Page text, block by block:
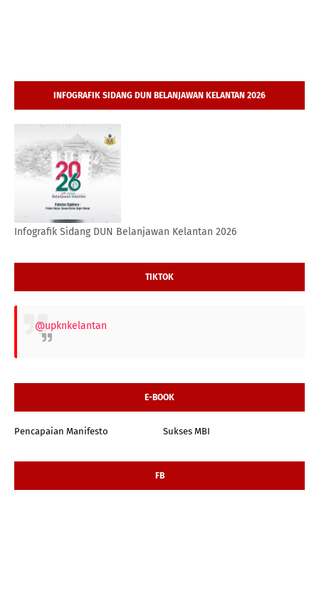
INFOGRAFIK SIDANG DUN BELANJAWAN KELANTAN 2026
Infografik Sidang DUN Belanjawan Kelantan 2026
TIKTOK
@upknkelantan
E-BOOK
Pencapaian Manifesto Sukses MBI
FB